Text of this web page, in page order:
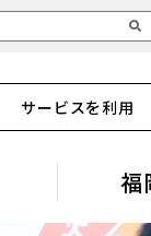
サービスを利用
福